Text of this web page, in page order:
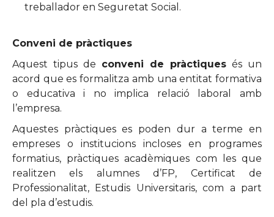
treballador en Seguretat Social.
Conveni de pràctiques
Aquest tipus de conveni de pràctiques és un
acord que es formalitza amb una entitat formativa
o educativa i no implica relació laboral amb
l’empresa.
Aquestes pràctiques es poden dur a terme en
empreses o institucions incloses en programes
formatius, pràctiques acadèmiques com les que
realitzen els alumnes d’FP, Certificat de
Professionalitat, Estudis Universitaris, com a part
del pla d’estudis.